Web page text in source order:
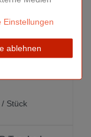
und
Sichtfenster
Stück
Einstellungen
ablehnen